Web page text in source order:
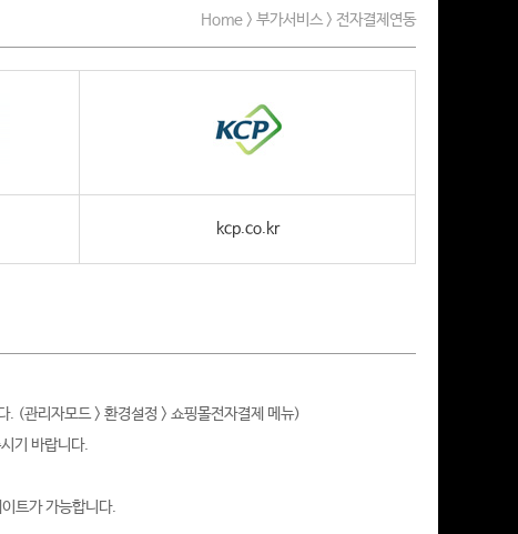
Home > 부가서비스 > 전자결제연동
kcp.co.kr
(관리자모드 > 환경설정 > 쇼핑몰전자결제 메뉴)
기 바랍니다.
트가 가능합니다.